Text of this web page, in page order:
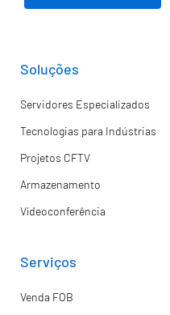
Soluções
Servidores Especializados
Tecnologias para Indústrias
Projetos CFTV
Armazenamento
Vídeoconferência
Serviços
Venda FOB